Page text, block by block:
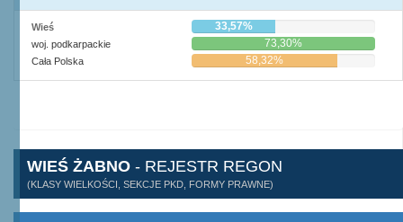
Wieś 33,57%
woj. podkarpackie 73,30%
Cała Polska 58,32%
WIEŚ ŻABNO - REJESTR REGON
(KLASY WIELKOŚCI, SEKCJE PKD, FORMY PRAWNE)